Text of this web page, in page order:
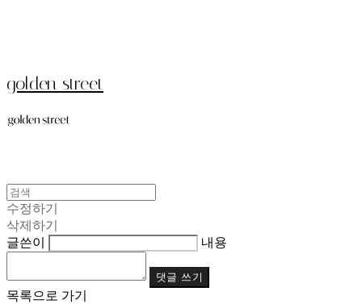
golden street
수정하기
삭제하기
글쓴이
내용
댓글 쓰기
목록으로 가기